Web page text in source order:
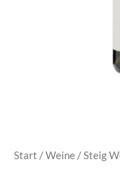
Start /Weine / Steig